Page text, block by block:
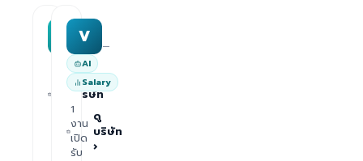
MAA group
—
งาน ดู
บริษัท
V —
AI
Salary
1
งาน
เปิด
รับ
ดู
บริษัท
›